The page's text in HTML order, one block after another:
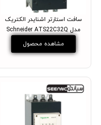
سافت استارتر اشنایدر الکتریک
مدل Schneider ATS22C32Q
مشاهده محصول